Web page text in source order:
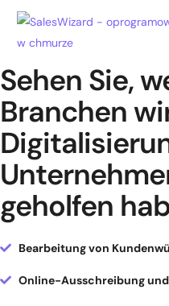
Sehen Sie,
Branchen
geholfen
Bearbeitung von
Online-Ausschreibung